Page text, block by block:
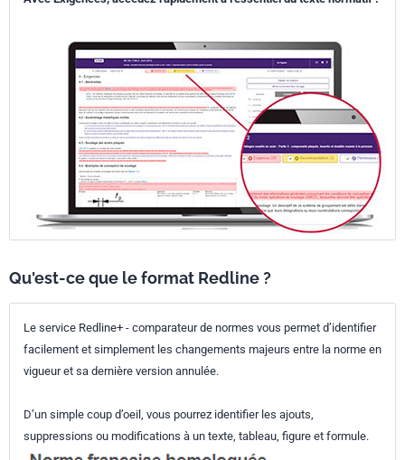
Qu'est-ce que le format Redline ?
Le service Redline+ - comparateur de normes vous permet d’identifier
facilement et simplement les changements majeurs entre la norme en
vigueur et sa dernière version annulée.
D’un simple coup d’oeil, vous pourrez identifier les ajouts,
suppressions ou modifications à un texte, tableau, figure et formule.